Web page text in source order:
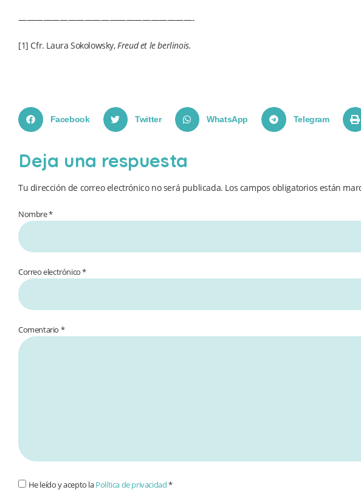
—————————————————————-
[1] Cfr. Laura Sokolowsky,Freud et le berlinois.
Facebook Twitter WhatsApp Telegram
Deja una respuesta
Tu dirección de correo electrónico no será publicada. Los campos obligatorios están
Nombre *
Correo electrónico *
Comentario *
He leído y acepto laPolítica de privacidad*